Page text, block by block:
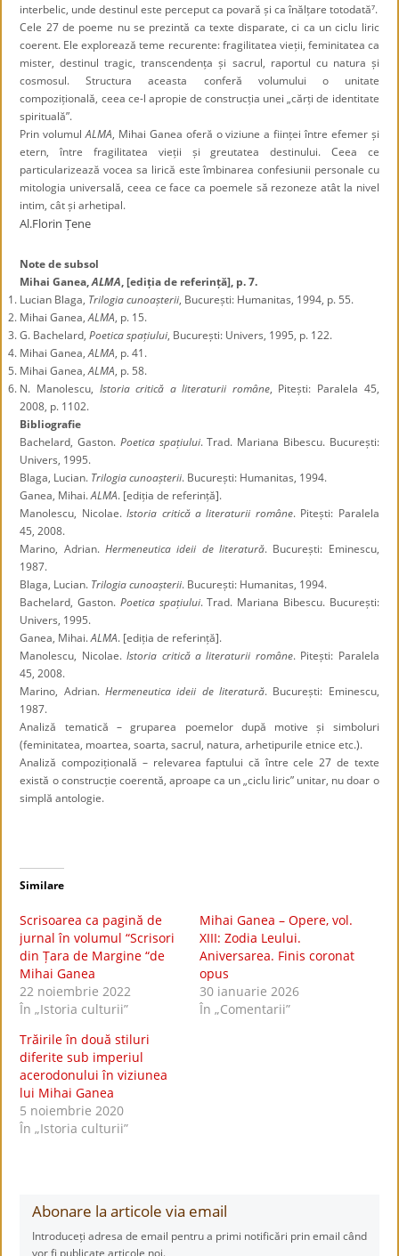
interbelic, unde destinul este perceput ca povară și ca înălțare totodată⁷.
Cele 27 de poeme nu se prezintă ca texte disparate, ci ca un ciclu liric
coerent. Ele explorează teme recurente: fragilitatea vieții, feminitatea ca
mister, destinul tragic, transcendența și sacrul, raportul cu natura și
cosmosul. Structura aceasta conferă volumului o unitate
compozițională, ceea ce-l apropie de construcția unei „cărți de identitate
spirituală”.
Prin volumulALMA, Mihai Ganea oferă o viziune a ființei între efemer și
etern, între fragilitatea vieții și greutatea destinului. Ceea ce
particularizează vocea sa lirică este îmbinarea confesiunii personale cu
mitologia universală, ceea ce face ca poemele să rezoneze atât la nivel
intim, cât și arhetipal.
Al.Florin Țene
Note de subsol
Mihai Ganea,ALMA, [ediția de referință], p. 7.
Lucian Blaga, Trilogia cunoașterii, București: Humanitas, 1994, p. 55.
Mihai Ganea,ALMA, p. 15.
G. Bachelard,Poetica spațiului, București: Univers, 1995, p. 122.
Mihai Ganea,ALMA, p. 41.
Mihai Ganea,ALMA, p. 58.
N. Manolescu, Istoria critică a literaturii române, Pitești: Paralela 45,
2008, p. 1102.
Bibliografie
Bachelard, Gaston. Poetica spațiului. Trad. Mariana Bibescu. București:
Univers, 1995.
Blaga, Lucian. Trilogia cunoașterii. București: Humanitas, 1994.
Ganea, Mihai.ALMA. [ediția de referință].
Manolescu, Nicolae.Istoria critică a literaturii române. Pitești: Paralela
45, 2008.
Marino, Adrian.Hermeneutica ideii de literatură. București: Eminescu,
1987.
Blaga, Lucian. Trilogia cunoașterii. București: Humanitas, 1994.
Bachelard, Gaston. Poetica spațiului. Trad. Mariana Bibescu. București:
Univers, 1995.
Ganea, Mihai.ALMA. [ediția de referință].
Manolescu, Nicolae.Istoria critică a literaturii române. Pitești: Paralela
45, 2008.
Marino, Adrian.Hermeneutica ideii de literatură. București: Eminescu,
1987.
Analiză tematică – gruparea poemelor după motive și simboluri
(feminitatea, moartea, soarta, sacrul, natura, arhetipurile etnice etc.).
Analiză compozițională – relevarea faptului că între cele 27 de texte
există o construcție coerentă, aproape ca un „ciclu liric” unitar, nu doar o
simplă antologie.
Similare
Scrisoarea ca pagină de
jurnal în volumul “Scrisori
din Țara de Margine “de
Mihai Ganea
22 noiembrie 2022
În „Istoria culturii”
Mihai Ganea – Opere, vol.
XIII: Zodia Leului.
Aniversarea. Finis coronat
opus
30 ianuarie 2026
În „Comentarii”
Trăirile în două stiluri
diferite sub imperiul
acerodonului în viziunea
lui Mihai Ganea
5 noiembrie 2020
În „Istoria culturii”
Abonare la articole via email
Introduceți adresa de email pentru a primi notificări prin email când
vor fi publicate articole noi.